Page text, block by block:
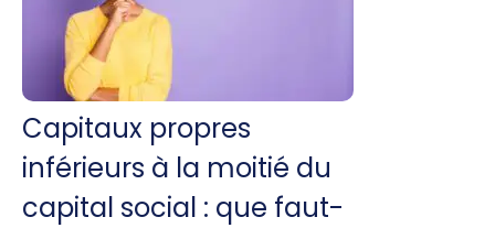
Capitaux propres
inférieurs à la moitié du
capital social : que faut-